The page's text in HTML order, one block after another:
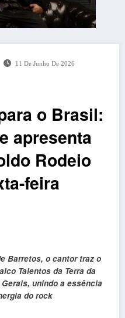
11 De Junho De 2026
o Brasil:
apresenta
Rodeio
feira
Barretos, o cantor traz o
Talentos da Terra da
unindo a essência
do rock